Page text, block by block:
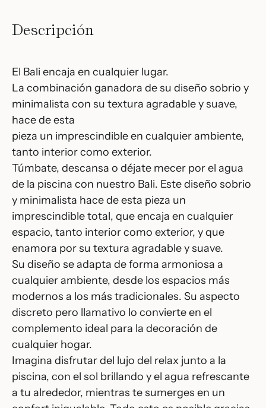
Descripción
El Bali encaja en cualquier lugar.
La combinación ganadora de su diseño sobrio y
minimalista con su textura agradable y suave,
hace de esta
pieza un imprescindible en cualquier ambiente,
tanto interior como exterior.
Túmbate, descansa o déjate mecer por el agua
de la piscina con nuestro Bali. Este diseño sobrio
y minimalista hace de esta pieza un
imprescindible total, que encaja en cualquier
espacio, tanto interior como exterior, y que
enamora por su textura agradable y suave.
Su diseño se adapta de forma armoniosa a
cualquier ambiente, desde los espacios más
modernos a los más tradicionales. Su aspecto
discreto pero llamativo lo convierte en el
complemento ideal para la decoración de
cualquier hogar.
Imagina disfrutar del lujo del relax junto a la
piscina, con el sol brillando y el agua refrescante
a tu alrededor, mientras te sumerges en un